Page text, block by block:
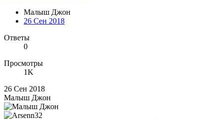
Малыш Джон
26 Сен 2018
Ответы
0
Просмотры
1K
26 Сен 2018
Малыш Джон